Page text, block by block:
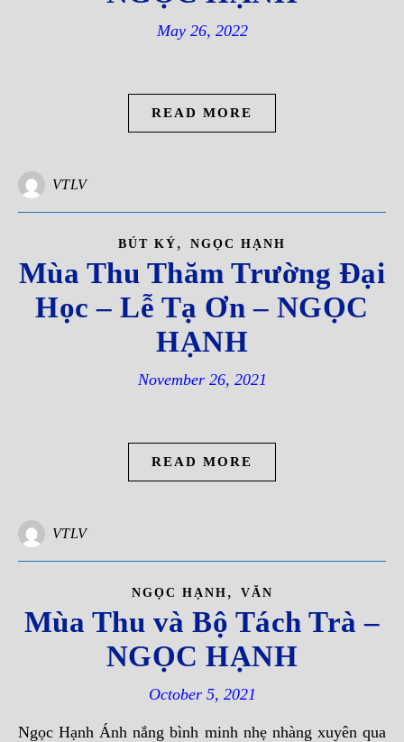
May 26, 2022
READ MORE
VTLV
BÚT KÝ , NGỌC HẠNH
Mùa Thu Thăm Trường Đại
Học – Lễ Tạ Ơn – NGỌC
HẠNH
November 26, 2021
READ MORE
VTLV
NGỌC HẠNH , VĂN
Mùa Thu và Bộ Tách Trà –
NGỌC HẠNH
October 5, 2021
Ngọc Hạnh Ánh nắng bình minh nhẹ nhàng xuyên qua